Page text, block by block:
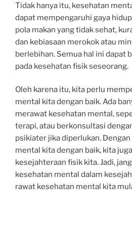
Tidak hanya itu, kesehatan
dapat mempengaruhi gaya
pola makan yang tidak sehat,
dan kebiasaan merokok atau
berlebihan. Semua hal ini dapat
pada kesehatan fisik seseorang.
Oleh karena itu, kita perlu
mental kita dengan baik. Ada
merawat kesehatan mental,
terapi, atau berkonsultasi
psikiater jika diperlukan.
mental kita dengan baik, kita
kesejahteraan fisik kita. Jadi,
kesehatan mental dalam
rawat kesehatan mental kita